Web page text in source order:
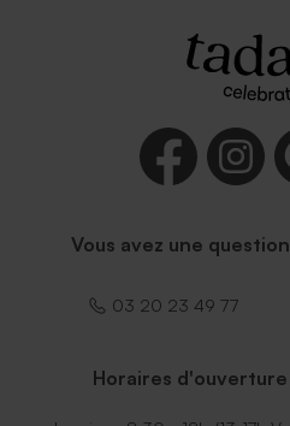
Vous avez une
03 20 23 49 77
Horaires